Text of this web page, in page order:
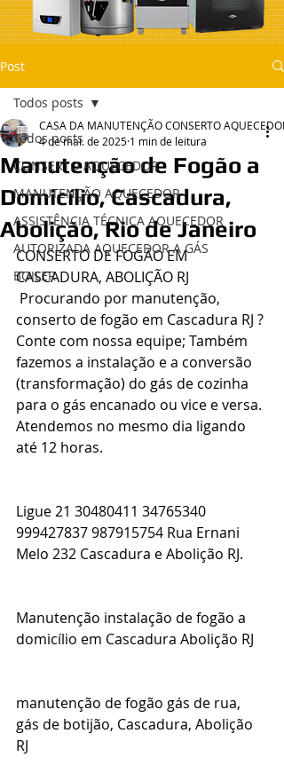
Post
Todos posts
CONSERTO AQUECEDOR
MANUTENÇÃO AQUECEDOR
ASSISTÊNCIA TÉCNICA AQUECEDOR
AUTORIZADA AQUECEDOR A GÁS
BOILER
Todos posts
Manutenção de Fogão a
Domicílio, Cascadura,
Abolição, Rio de Janeiro
CASA DA MANUTENÇÃO CONSERTO
4 de mai. de 2025 1 min de leitura
CONSERTO DE FOGÃO EM
CASCADURA, ABOLIÇÃO RJ
Procurando por manutenção,
conserto de fogão em Cascadura RJ ?
Conte com nossa equipe; Também
fazemos a instalação e a conversão
(transformação) do gás de cozinha
para o gás encanado ou vice e versa.
Atendemos no mesmo dia ligando
até 12 horas.
Ligue 21 30480411 34765340
999427837 987915754 Rua Ernani
Melo 232 Cascadura e Abolição RJ.
Manutenção instalação de fogão a
domicílio em Cascadura Abolição RJ
manutenção de fogão gás de rua,
gás de botijão, Cascadura, Abolição
RJ